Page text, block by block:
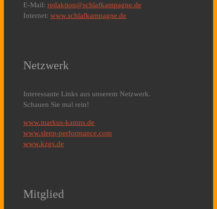
E-Mail: redaktion@schlafkampagne.de
Internet: www.schlafkampagne.de
Netzwerk
Interessante Links aus unserem Netzwerk.
Schauen Sie mal rein!
www.markus-kamps.de
www.sleep-performance.com
www.kzgs.de
Mitglied